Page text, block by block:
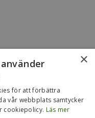
i Visby, Gotland.
grossistförsäljning av
m.m. Mer om vårt
×
för att förbättra
vår webbplats samtycker
cookiepolicy. Läs mer